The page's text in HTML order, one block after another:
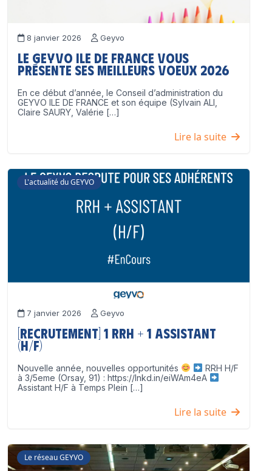
8 janvier 2026 Geyvo
Le GEYVO Ile de France vous
présente ses meilleurs voeux 2026
En ce début d’année, le Conseil d’administration du
GEYVO ILE DE FRANCE et son équipe (Sylvain ALI,
Claire SAURY, Valérie […]
Lire la suite
L'actualité du GEYVO
7 janvier 2026 Geyvo
[Recrutement] 1 RRH + 1 Assistant
(H/F)
Nouvelle année, nouvelles opportunités
RRH H/F
à 3/5eme (Orsay, 91) : https://lnkd.in/eiWAm4eA
Assistant H/F à Temps Plein […]
Lire la suite
Le réseau GEYVO